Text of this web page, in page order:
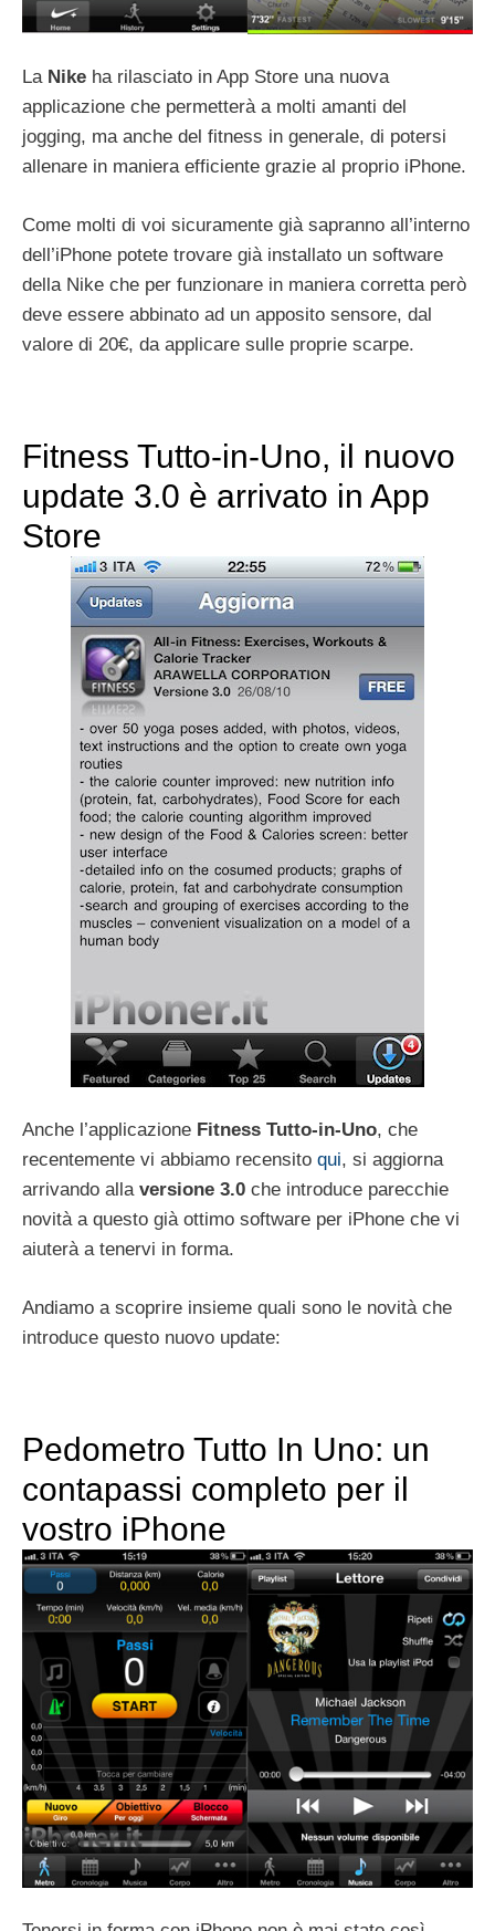
La Nike ha rilasciato in App Store una nuova
applicazione che permetterà a molti amanti del
jogging, ma anche del fitness in generale, di potersi
allenare in maniera efficiente grazie al proprio iPhone.
Come molti di voi sicuramente già sapranno all’interno
dell’iPhone potete trovare già installato un software
della Nike che per funzionare in maniera corretta però
deve essere abbinato ad un apposito sensore, dal
valore di 20€, da applicare sulle proprie scarpe.
Fitness Tutto-in-Uno, il nuovo
update 3.0 è arrivato in App
Store
Anche l’applicazione Fitness Tutto-in-Uno, che
recentemente vi abbiamo recensito qui, si aggiorna
arrivando alla versione 3.0 che introduce parecchie
novità a questo già ottimo software per iPhone che vi
aiuterà a tenervi in forma.
Andiamo a scoprire insieme quali sono le novità che
introduce questo nuovo update:
Pedometro Tutto In Uno: un
contapassi completo per il
vostro iPhone